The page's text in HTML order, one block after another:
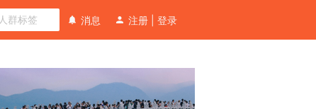
消息 注册 登录